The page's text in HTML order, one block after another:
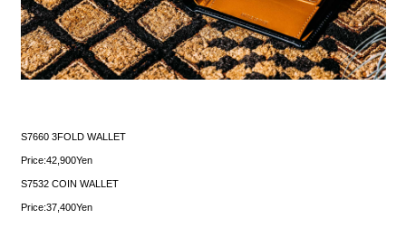
S7660 3FOLD WALLET
Price:42,900Yen
S7532 COIN WALLET
Price:37,400Yen